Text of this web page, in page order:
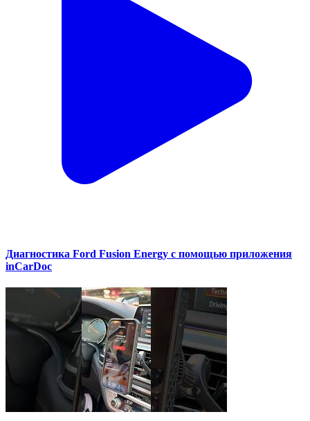
Диагностика Ford Fusion Energy с помощью приложения
inCarDoc